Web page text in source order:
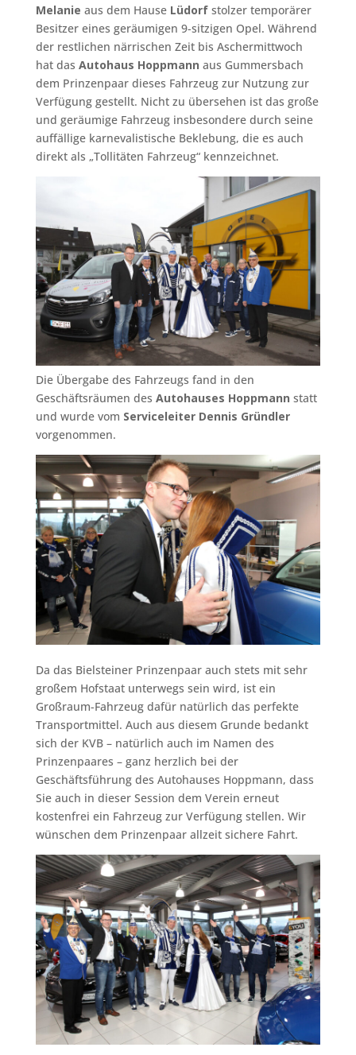
Melanie aus dem Hause Lüdorfstolzer temporärer
Besitzer eines geräumigen 9-sitzigen Opel. Während
der restlichen närrischen Zeit bis Aschermittwoch
hat das Autohaus Hoppmann aus Gummersbach
dem Prinzenpaar dieses Fahrzeug zur Nutzung zur
Verfügung gestellt. Nicht zu übersehen ist das große
und geräumige Fahrzeug insbesondere durch seine
auffällige karnevalistische Beklebung, die es auch
direkt als „Tollitäten Fahrzeug“ kennzeichnet.
Die Übergabe des Fahrzeugs fand in den
Geschäftsräumen des Autohauses Hoppmann statt
und wurde vom Serviceleiter Dennis Gründler
vorgenommen.
Da das Bielsteiner Prinzenpaar auch stets mit sehr
großem Hofstaat unterwegs sein wird, ist ein
Großraum-Fahrzeug dafür natürlich das perfekte
Transportmittel. Auch aus diesem Grunde bedankt
sich der KVB – natürlich auch im Namen des
Prinzenpaares – ganz herzlich bei der
Geschäftsführung des Autohauses Hoppmann, dass
Sie auch in dieser Session dem Verein erneut
kostenfrei ein Fahrzeug zur Verfügung stellen. Wir
wünschen dem Prinzenpaar allzeit sichere Fahrt.